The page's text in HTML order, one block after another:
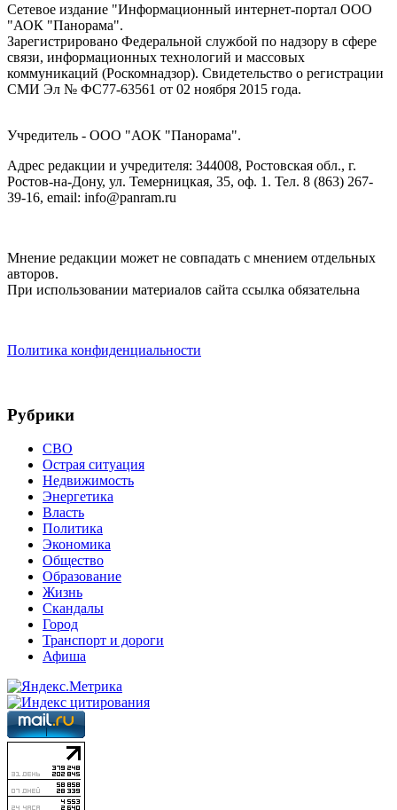
Сетевое издание "Информационный интернет-портал ООО
"АОК "Панорама".
Зарегистрировано Федеральной службой по надзору в сфере
связи, информационных технологий и массовых
коммуникаций (Роскомнадзор). Cвидетельство о регистрации
СМИ Эл № ФС77-63561 от 02 ноября 2015 года.
Учредитель - ООО "АОК "Панорама".
Адрес редакции и учредителя: 344008, Ростовская обл., г.
Ростов-на-Дону, ул. Темерницкая, 35, оф. 1. Тел. 8 (863) 267-
39-16, email: info@panram.ru
Мнение редакции может не совпадать с мнением отдельных
авторов.
При использовании материалов сайта ссылка обязательна
Политика конфиденциальности
Рубрики
СВО
Острая ситуация
Недвижимость
Энергетика
Власть
Политика
Экономика
Общество
Образование
Жизнь
Скандалы
Город
Транспорт и дороги
Афиша